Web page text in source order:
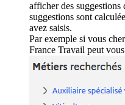
afficher des suggestions
suggestions sont
avez saisis.
Par exemple si vous
France Travail peut